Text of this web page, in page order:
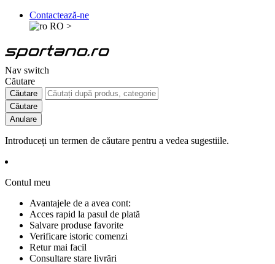
Contactează-ne
RO >
Nav switch
Căutare
Căutare
Căutare
Anulare
Introduceți un termen de căutare pentru a vedea sugestiile.
Contul meu
Avantajele de a avea cont:
Acces rapid la pasul de plată
Salvare produse favorite
Verificare istoric comenzi
Retur mai facil
Consultare stare livrări